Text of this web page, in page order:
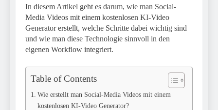
In diesem Artikel geht es darum, wie man Social-
Media Videos mit einem kostenlosen KI-Video
Generator erstellt, welche Schritte dabei wichtig sind
und wie man diese Technologie sinnvoll in den
eigenen Workflow integriert.
Table of Contents
Wie erstellt man Social-Media Videos mit einem
kostenlosen KI-Video Generator?